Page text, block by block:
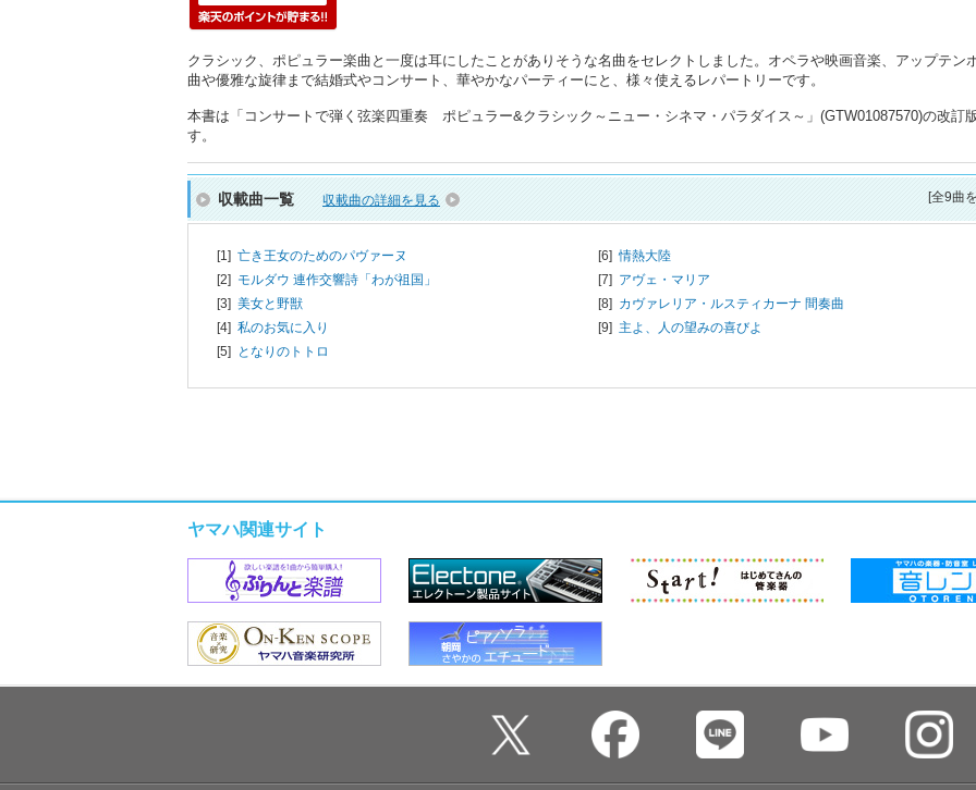
クラシック、ポピュラー楽曲と一度は耳にしたことがありそうな名曲をセレクトしました。オペラや映画音楽、アップテン
曲や優雅な旋律まで結婚式やコンサート、華やかなパーティーにと、様々使えるレパートリーです。
本書は「コンサートで弾く弦楽四重奏 ポピュラー&クラシック～ニュー・シネマ・パラダイス～」(GTW01087570)の改訂
す。
収載曲一覧 収載曲の詳細を見る [全9曲
[1] 亡き王女のためのパヴァーヌ
[2] モルダウ 連作交響詩「わが祖国」
[3] 美女と野獣
[4] 私のお気に入り
[5] となりのトトロ
[6]情熱大陸
[7] アヴェ・マリア
[8] カヴァレリア・ルスティカーナ 間奏曲
[9] 主よ、人の望みの喜びよ
ヤマハ関連サイト